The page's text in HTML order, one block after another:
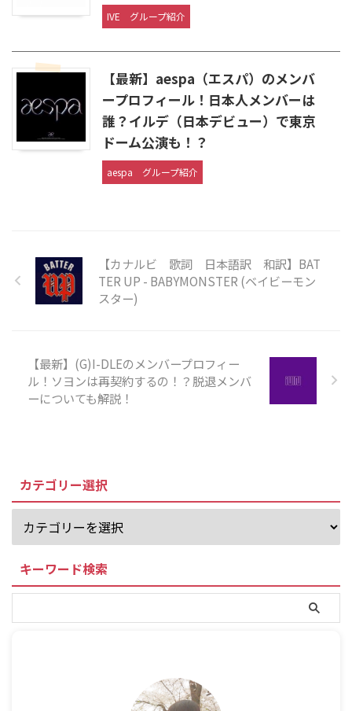
IVE グループ紹介
【最新】aespa（エスパ）のメンバ
ープロフィール！日本人メンバーは
誰？イルデ（日本デビュー）で東京
ドーム公演も！？
aespa グループ紹介
【カナルビ 歌詞 日本語訳 和訳】BAT
TER UP - BABYMONSTER (ベイビーモン
スター)
【最新】(G)I-DLEのメンバープロフィー
ル！ソヨンは再契約するの！？脱退メンバ
ーについても解説！
カテゴリー選択
キーワード検索